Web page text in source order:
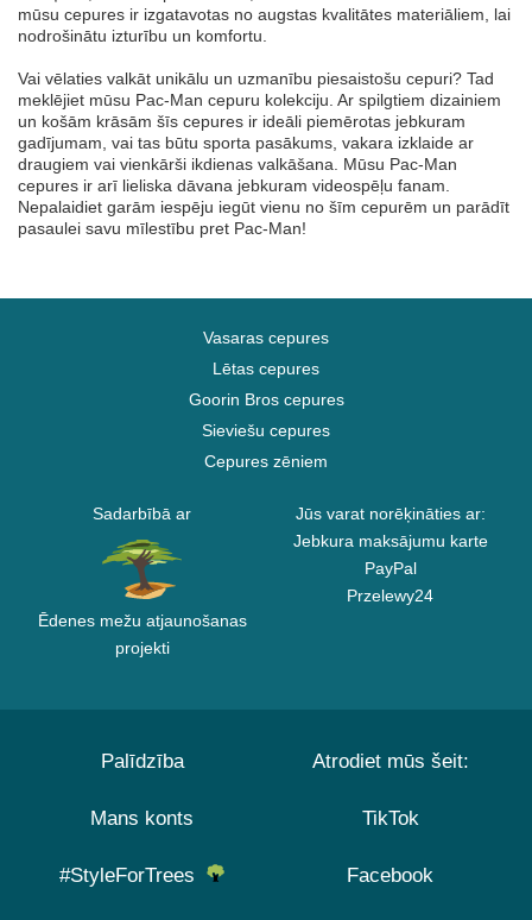
mūsu cepures ir izgatavotas no augstas kvalitātes materiāliem, lai
nodrošinātu izturību un komfortu.
Vai vēlaties valkāt unikālu un uzmanību piesaistošu cepuri? Tad
meklējiet mūsu Pac-Man cepuru kolekciju. Ar spilgtiem dizainiem
un košām krāsām šīs cepures ir ideāli piemērotas jebkuram
gadījumam, vai tas būtu sporta pasākums, vakara izklaide ar
draugiem vai vienkārši ikdienas valkāšana. Mūsu Pac-Man
cepures ir arī lieliska dāvana jebkuram videospēļu fanam.
Nepalaidiet garām iespēju iegūt vienu no šīm cepurēm un parādīt
pasaulei savu mīlestību pret Pac-Man!
Vasaras cepures
Lētas cepures
Goorin Bros cepures
Sieviešu cepures
Cepures zēniem
Sadarbībā ar
Ēdenes mežu atjaunošanas
projekti
Jūs varat norēķināties ar:
Jebkura maksājumu karte
PayPal
Przelewy24
Palīdzība
Mans konts
#StyleForTrees
Atrodiet mūs šeit:
TikTok
Facebook